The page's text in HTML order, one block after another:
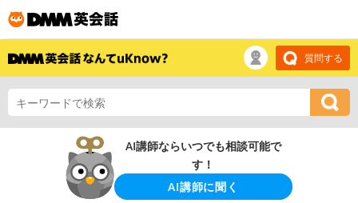
質問する
AI講師ならいつでも相談可能で
す！
AI講師に聞く